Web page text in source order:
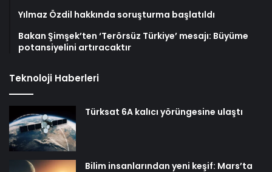
Yılmaz Özdil hakkında soruşturma başlatıldı
Bakan Şimşek’ten ‘Terörsüz Türkiye’ mesajı: Büyüme
potansiyelini artıracaktır
Teknoloji Haberleri
Türksat 6A kalıcı yörüngesine ulaştı
Bilim insanlarından yeni keşif: Mars’ta